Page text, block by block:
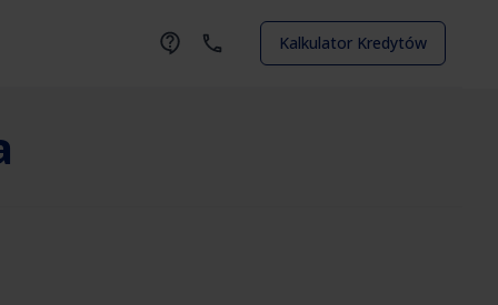
Kalkulator Kredytów